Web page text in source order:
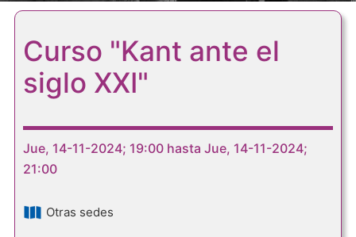
Curso "Kant ante el
siglo XXI"
Jue, 14-11-2024; 19:00 hasta Jue, 14-11-2024;
21:00
Otras sedes